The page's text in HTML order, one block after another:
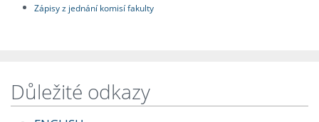
Zápisy z jednání komisí fakulty
Důležité odkazy